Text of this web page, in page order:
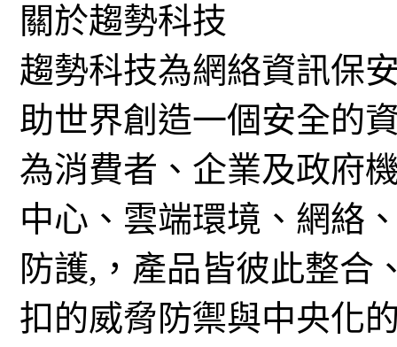
關於趨勢科技
趨勢科技為網絡資訊保
助世界創造一個安全的
為消費者、企業及政府
中心、雲端環境、網絡
防護,，產品皆彼此整合
扣的威脅防禦與中央化